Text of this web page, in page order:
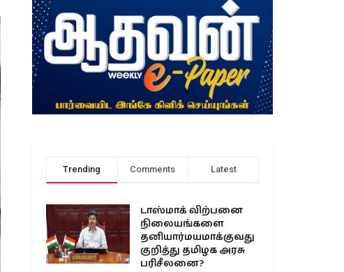
Trending Comments Latest
டாஸ்மாக் விற்பனை
நிலையங்களை
தனியார்மயமாக்குவது
குறித்து தமிழக அரசு
பரிசீலனை?